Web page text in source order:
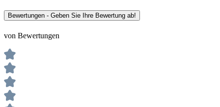
Bewertungen - Geben Sie Ihre Bewertung ab!
von Bewertungen